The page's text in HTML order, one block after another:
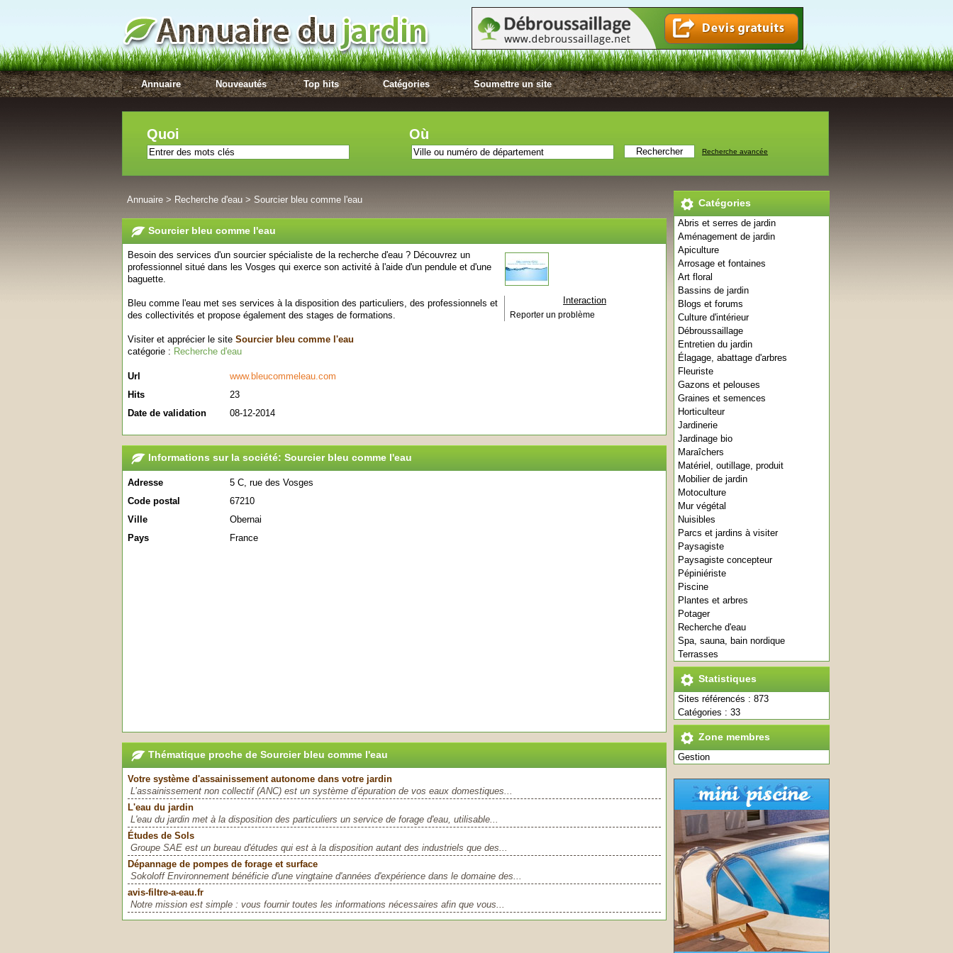
Annuaire Nouveautés Top hits Catégories Soumettre un site
Quoi Où
Recherche avancée
Catégories
Abris et serres de jardin
Aménagement de jardin
Apiculture
Arrosage et fontaines
Art floral
Bassins de jardin
Blogs et forums
Culture d'intérieur
Débroussaillage
Entretien du jardin
Élagage, abattage d'arbres
Fleuriste
Gazons et pelouses
Graines et semences
Horticulteur
Jardinerie
Jardinage bio
Maraîchers
Matériel, outillage, produit
Mobilier de jardin
Motoculture
Mur végétal
Nuisibles
Parcs et jardins à visiter
Paysagiste
Paysagiste concepteur
Pépiniériste
Piscine
Plantes et arbres
Potager
Recherche d'eau
Spa, sauna, bain nordique
Terrasses
Statistiques
Sites référencés : 873
Catégories : 33
Zone membres
Gestion
Annuaire > Recherche d'eau > Sourcier bleu comme l'eau
Sourcier bleu comme l'eau
Besoin des services d'un sourcier spécialiste de la recherche d'eau ? Découvrez un
professionnel situé dans les Vosges qui exerce son activité à l'aide d'un pendule et d'une
baguette.
Bleu comme l'eau met ses services à la disposition des particuliers, des professionnels et
des collectivités et propose également des stages de formations.
Visiter et apprécier le site Sourcier bleu comme l'eau
catégorie : Recherche d'eau
Url
www.bleucommeleau.com
Hits
23
Date de validation
08-12-2014
Interaction
Reporter un problème
Informations sur la société: Sourcier bleu comme l'eau
Adresse
5 C, rue des Vosges
Code postal
67210
Ville
Obernai
Pays
France
Thématique proche de Sourcier bleu comme l'eau
Votre système d'assainissement autonome dans votre jardin
L’assainissement non collectif (ANC) est un système d’épuration de vos eaux domestiques...
L'eau du jardin
L'eau du jardin met à la disposition des particuliers un service de forage d'eau, utilisable...
Études de Sols
Groupe SAE est un bureau d'études qui est à la disposition autant des industriels que des...
Dépannage de pompes de forage et surface
Sokoloff Environnement bénéficie d'une vingtaine d'années d'expérience dans le domaine des...
avis-filtre-a-eau.fr
Notre mission est simple : vous fournir toutes les informations nécessaires afin que vous...